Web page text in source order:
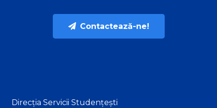
Contactează-ne!
Direcția Servicii Studențești